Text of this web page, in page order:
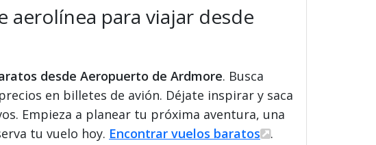
aerolínea para viajar desde
desde Aeropuerto de Ardmore. Busca
en billetes de avión. Déjate inspirar y saca
Empieza a planear tu próxima aventura, una
tu vuelo hoy. Encontrar vuelos baratos .